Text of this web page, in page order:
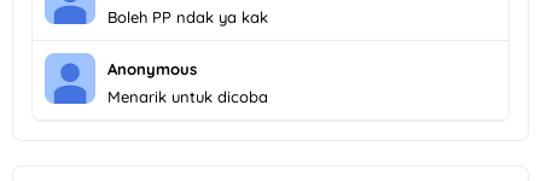
Boleh PP ndak ya kak
Anonymous
Menarik untuk dicoba